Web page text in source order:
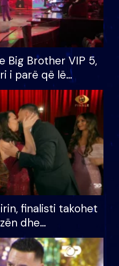
Big Brother VIP 5,
i parë që lë
mundësinë për
madh
finalisti takohet
dhe
ndonjë letër